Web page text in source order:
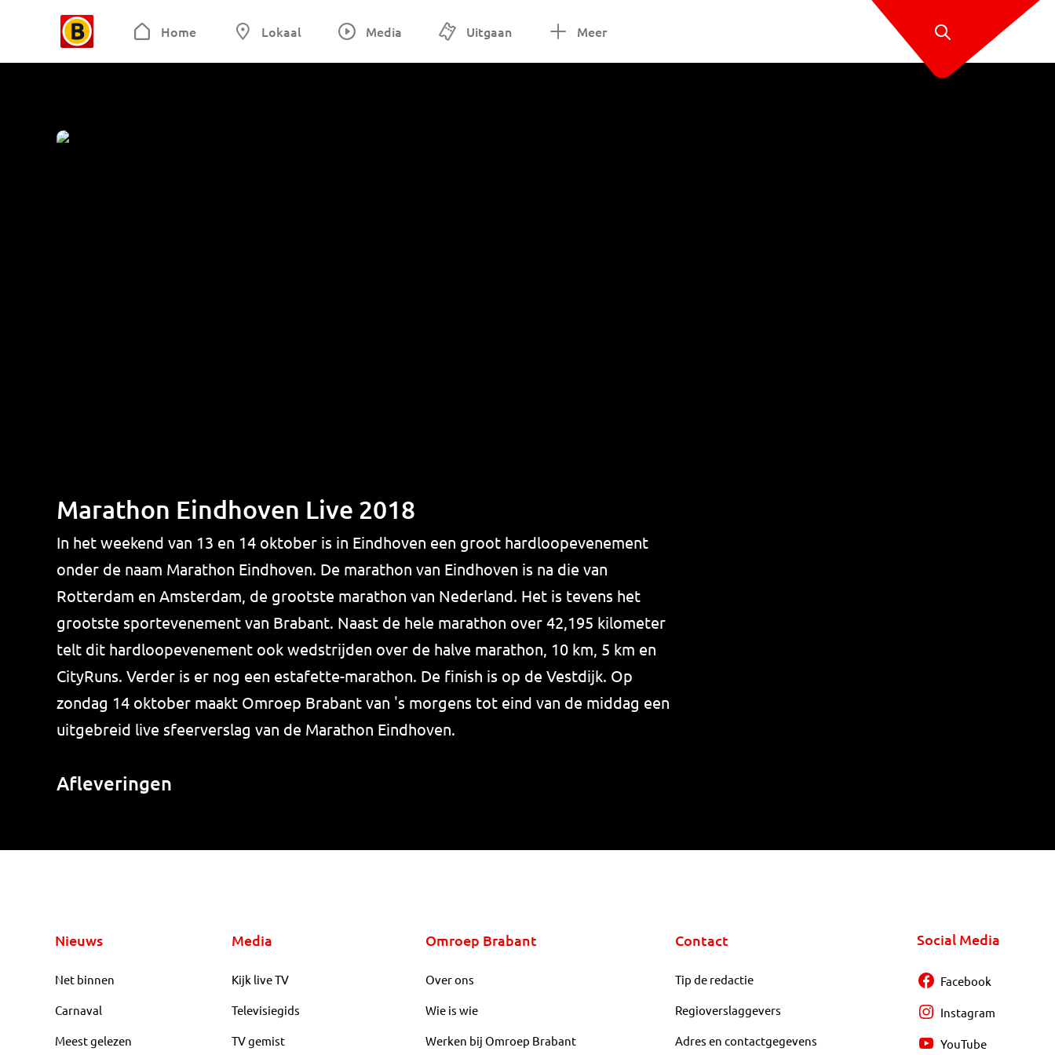
Home Lokaal Media Uitgaan Meer
Marathon Eindhoven Live 2018
In het weekend van 13 en 14 oktober is in Eindhoven een groot hardloopevenement
onder de naam Marathon Eindhoven. De marathon van Eindhoven is na die van
Rotterdam en Amsterdam, de grootste marathon van Nederland. Het is tevens het
grootste sportevenement van Brabant. Naast de hele marathon over 42,195 kilometer
telt dit hardloopevenement ook wedstrijden over de halve marathon, 10 km, 5 km en
CityRuns. Verder is er nog een estafette-marathon. De finish is op de Vestdijk. Op
zondag 14 oktober maakt Omroep Brabant van 's morgens tot eind van de middag een
uitgebreid live sfeerverslag van de Marathon Eindhoven.
Afleveringen
Nieuws
Net binnen
Carnaval
Meest gelezen
Media
Kijk live TV
Televisiegids
TV gemist
Omroep Brabant
Over ons
Wie is wie
Werken bij Omroep Brabant
Contact
Tip de redactie
Regioverslaggevers
Adres en contactgegevens
Social Media
Facebook
Instagram
YouTube